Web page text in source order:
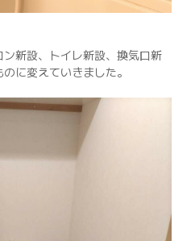
新設、トイレ新設、換気口新
に変えていきました。